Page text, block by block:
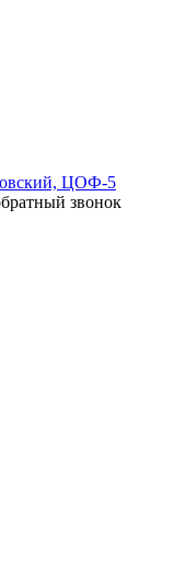
ЦОФ-5
звонок